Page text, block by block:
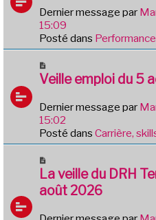
a
g
e
v
e
a
u
e
s
a
g
e
Dernier message par
15:09
Posté dans
o
v
e
a
u
e
s
s
Veille emploi du 5
Dernier message par
15:02
Posté dans Carrière,
o
u
v
La veille du DRH
août 2026